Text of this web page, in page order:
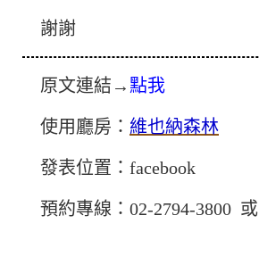
謝謝
原文連結→ 點我
使用廳房： 維也納森林
發表位置：facebook
預約專線：02-2794-3800 或